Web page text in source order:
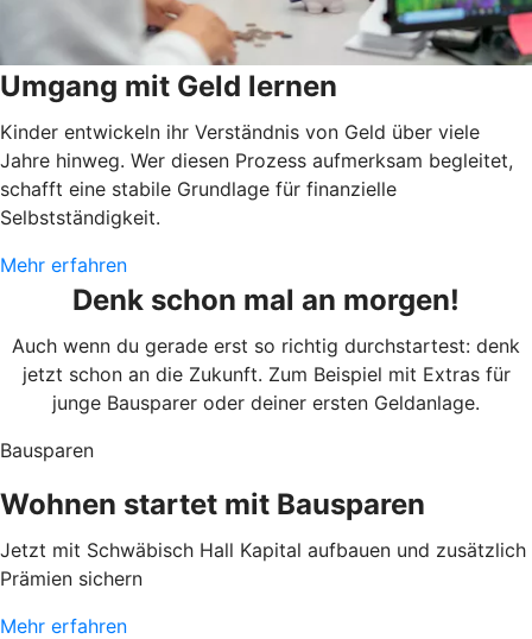
Umgang mit Geld lernen
Kinder entwickeln ihr Verständnis von Geld über viele
Jahre hinweg. Wer diesen Prozess aufmerksam begleitet,
schafft eine stabile Grundlage für finanzielle
Selbstständigkeit.
Mehr erfahren
Denk schon mal an morgen!
Auch wenn du gerade erst so richtig durchstartest: denk
jetzt schon an die Zukunft. Zum Beispiel mit Extras für
junge Bausparer oder deiner ersten Geldanlage.
Bausparen
Wohnen startet mit Bausparen
Jetzt mit Schwäbisch Hall Kapital aufbauen und zusätzlich
Prämien sichern
Mehr erfahren